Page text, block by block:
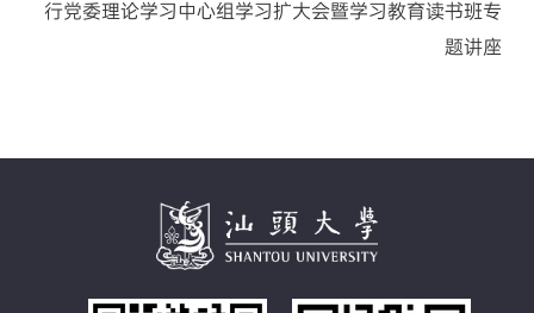
行党委理论学习中心组学习扩大会暨学习教育读书班专
题讲座